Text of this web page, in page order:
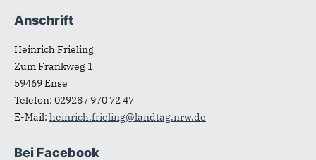
Fußbereich
Anschrift
Heinrich Frieling
Zum Frankweg 1
59469Ense
Telefon: 02928 / 970 72 47
E-Mail: heinrich.frieling@landtag.nrw.de
Bei Facebook